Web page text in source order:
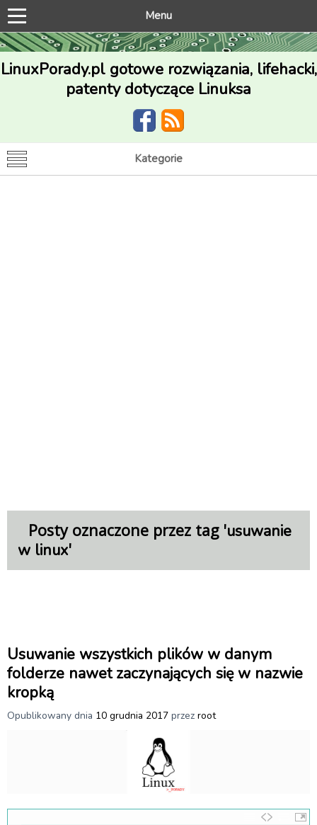
Menu
LinuxPorady.pl gotowe rozwiązania, lifehacki,
patenty dotyczące Linuksa
Kategorie
Posty oznaczone przez tag 'usuwanie
w linux'
Usuwanie wszystkich plików w danym
folderze nawet zaczynających się w nazwie
kropką
Opublikowany dnia 10 grudnia 2017 przez root